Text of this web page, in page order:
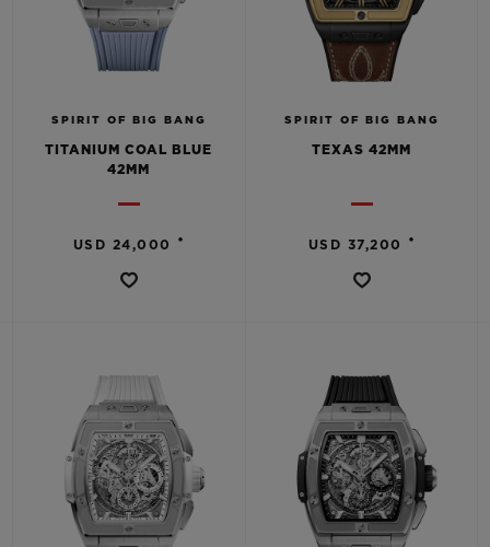
SPIRIT OF BIG BANG
TITANIUM COAL BLUE
42MM
USD 24,000 •
SPIRIT OF BIG BANG
TEXAS 42MM
USD 37,200 •